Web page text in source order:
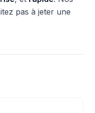
pas à jeter une